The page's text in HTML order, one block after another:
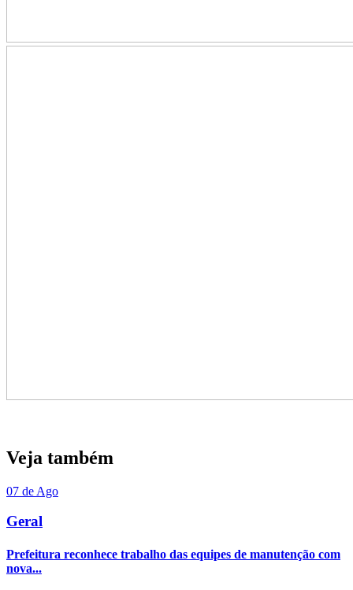
Veja também
07 de Ago
Geral
Prefeitura reconhece trabalho das equipes de manutenção com
nova...